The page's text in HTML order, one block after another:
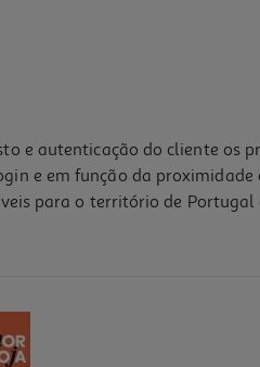
e autenticação do cliente os
e em função da proximidade
para o território de